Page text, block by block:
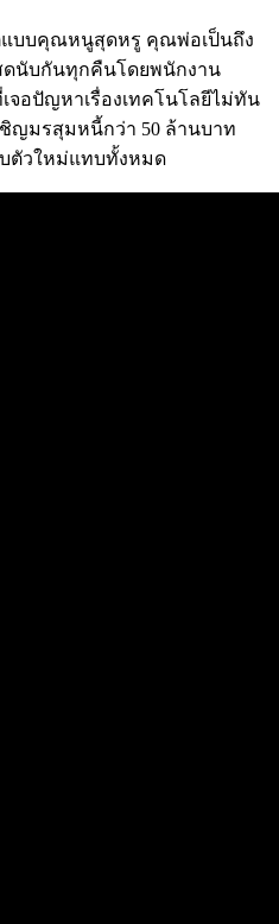
แบบคุณหนูสุดหรู คุณพ่อเป็นถึง
สดนับกันทุกคืนโดยพนักงาน
จอปัญหาเรื่องเทคโนโลยีไม่ทัน
ญมรสุมหนี้กว่า 50 ล้านบาท
ตัวใหม่แทบทั้งหมด